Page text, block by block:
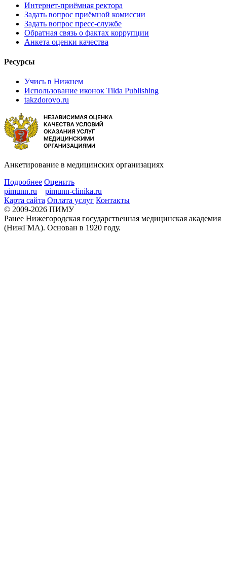
Интернет-приёмная ректора
Задать вопрос приёмной комиссии
Задать вопрос пресс-службе
Обратная связь о фактах коррупции
Анкета оценки качества
Ресурсы
Учись в Нижнем
Использование иконок Tilda Publishing
takzdorovo.ru
Анкетирование в медицинских организациях
Подробнее Оценить
pimunn.ru
pimunn-clinika.ru
Карта сайта Оплата услуг Контакты
© 2009-2026 ПИМУ
Ранее Нижегородская государственная медицинская академия
(НижГМА). Основан в 1920 году.